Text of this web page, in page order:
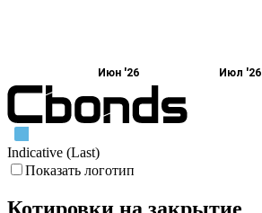
Июн '26 Июл '26
Indicative (Last)
Показать логотип
Котировки на закрытие